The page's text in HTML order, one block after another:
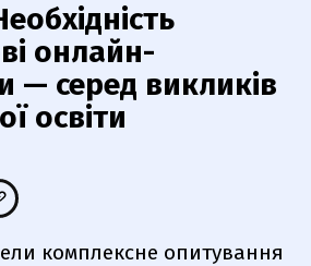
онлайн-
— серед викликів
освіти
комплексне опитування